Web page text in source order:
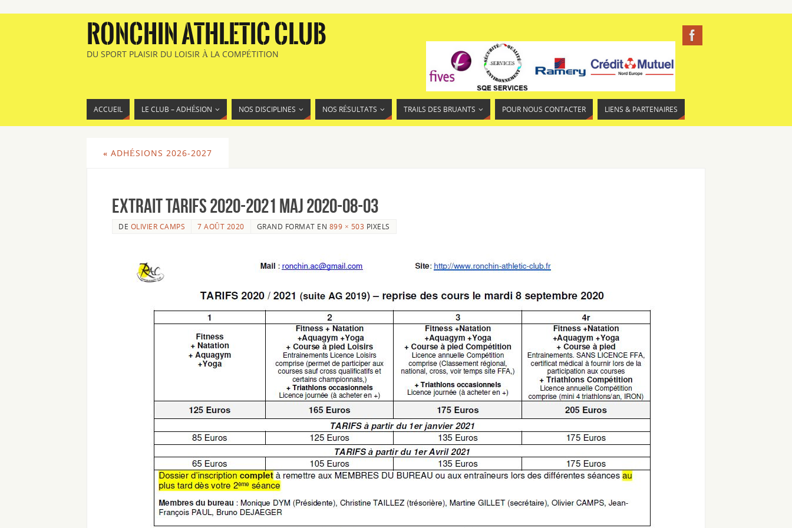
RONCHIN ATHLETIC CLUB
DU SPORT PLAISIR DU LOISIR À LA COMPÉTITION
ACCUEIL LE CLUB – ADHÉSION NOS DISCIPLINES NOS RÉSULTATS TRAILS DES BRUANTS POUR NOUS CONTACTER LIENS & PARTENAIRES
« ADHÉSIONS 2026-2027
Extrait Tarifs 2020-2021 Maj 2020-08-03
DE OLIVIER CAMPS 7 AOÛT 2020 GRAND FORMAT EN 899 × 503 PIXELS